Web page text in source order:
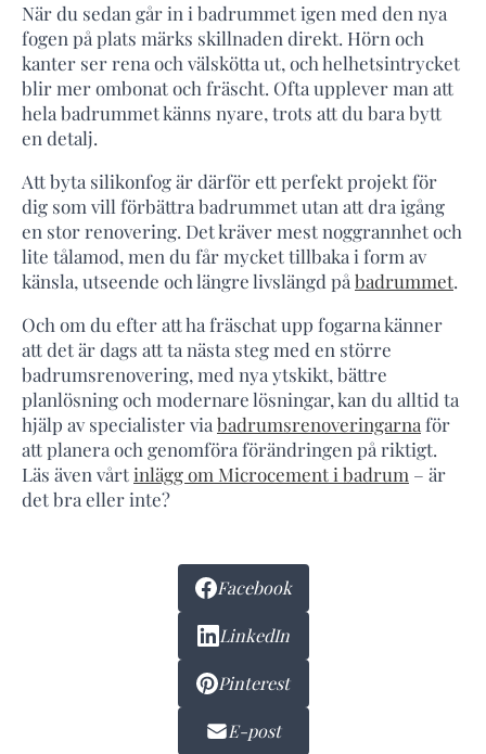
När du sedan går in i badrummet igen med den nya
fogen på plats märks skillnaden direkt. Hörn och
kanter ser rena och välskötta ut, och helhetsintrycket
blir mer ombonat och fräscht. Ofta upplever man att
hela badrummet känns nyare, trots att du bara bytt
en detalj.
Att byta silikonfog är därför ett perfekt projekt för
dig som vill förbättra badrummet utan att dra igång
en stor renovering. Det kräver mest noggrannhet och
lite tålamod, men du får mycket tillbaka i form av
känsla, utseende och längre livslängd på badrummet.
Och om du efter att ha fräschat upp fogarna känner
att det är dags att ta nästa steg med en större
badrumsrenovering, med nya ytskikt, bättre
planlösning och modernare lösningar, kan du alltid ta
hjälp av specialister via badrumsrenoveringarna för
att planera och genomföra förändringen på riktigt.
Läs även vårtinlägg om Microcement i badrum – är
det bra eller inte?
Facebook
LinkedIn
Pinterest
E-post